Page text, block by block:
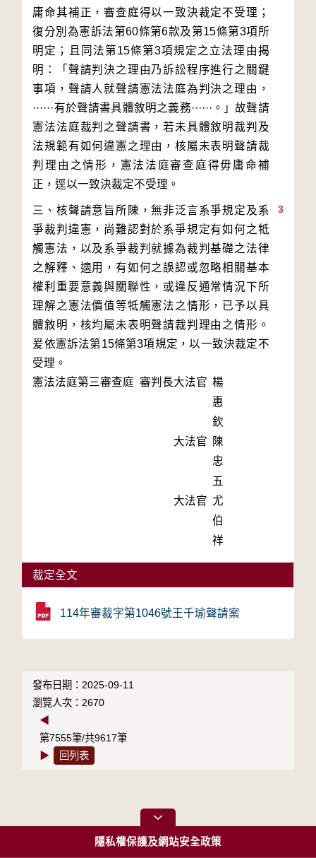
庸命其補正，審查庭得以一致決裁定不受理；
復分別為憲訴法第60條第6款及第15條第3項所
明定；且同法第15條第3項規定之立法理由揭
明：「聲請判決之理由乃訴訟程序進行之關鍵
事項，聲請人就聲請憲法法庭為判決之理由，
······有於聲請書具體敘明之義務······。」故聲請
憲法法庭裁判之聲請書，若未具體敘明裁判及
法規範有如何違憲之理由，核屬未表明聲請裁
判理由之情形，憲法法庭審查庭得毋庸命補
3
三、核聲請意旨所陳，無非泛言系爭規定及系
爭裁判違憲，尚難認對於系爭規定有如何之牴
觸憲法，以及系爭裁判就據為裁判基礎之法律
之解釋、適用，有如何之誤認或忽略相關基本
權利重要意義與關聯性，或違反通常情況下所
理解之憲法價值等牴觸憲法之情形，已予以具
體敘明，核均屬未表明聲請裁判理由之情形。
爰依憲訴法第15條第3項規定，以一致決裁定不
受理。
憲法法庭第三審查庭 審判長大法官 楊
惠
欽
大法官
陳
忠
五
大法官 尤
伯
祥
裁定全文
114年審裁字第1046號王千瑜聲請案
發布日期：2025-09-11
瀏覽人次：2670
◀
第7555筆/共9617筆
▶
回列表
隱私權保護及網站安全政策